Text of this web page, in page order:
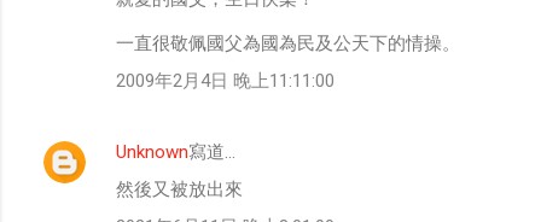
一直很敬佩國父為國為民及公天下的情操。
2009年2月4日 晚上11:11:00
Unknown寫道…
然後又被放出來